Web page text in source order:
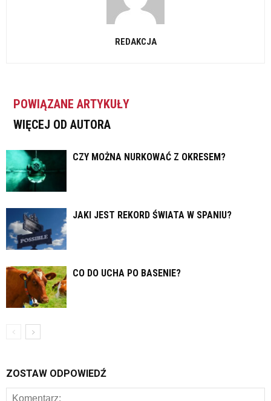
REDAKCJA
POWIĄZANE ARTYKUŁY
WIĘCEJ OD AUTORA
CZY MOŻNA NURKOWAĆ Z OKRESEM?
JAKI JEST REKORD ŚWIATA W SPANIU?
CO DO UCHA PO BASENIE?
ZOSTAW ODPOWIEDŹ